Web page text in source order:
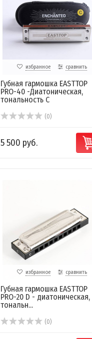
избранное сравнить
Губная гармошка EASTTOP
PRO-40 -Диатоническая,
тональность C
(0)
5 500 руб.
избранное сравнить
Губная гармошка EASTTOP
PRO-20 D - диатоническая,
тональн...
(0)